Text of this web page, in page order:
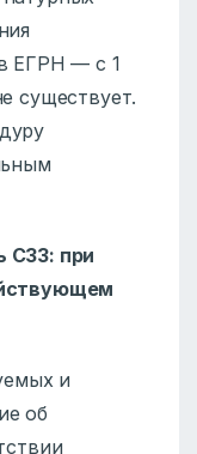
ЕГРН — с 1
существует.
СЗЗ: при
и
об